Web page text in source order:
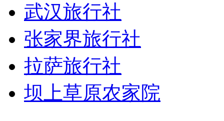
武汉旅行社
张家界旅行社
拉萨旅行社
坝上草原农家院